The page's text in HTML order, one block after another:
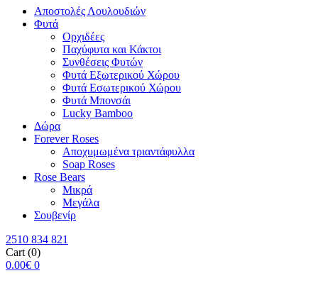
Αποστολές Λουλουδιών
Φυτά
Ορχιδέες
Παχύφυτα και Κάκτοι
Συνθέσεις Φυτών
Φυτά Εξωτερικού Χώρου
Φυτά Εσωτερικού Χώρου
Φυτά Μπονσάι
Lucky Bamboo
Δώρα
Forever Roses
Αποχυμωμένα τριαντάφυλλα
Soap Roses
Rose Βears
Μικρά
Μεγάλα
Σουβενίρ
2510 834 821
Cart (0)
0.00€ 0